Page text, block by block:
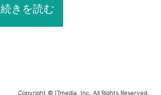
続きを読む
Copyright © ITmedia, Inc. All Rights Reserved.